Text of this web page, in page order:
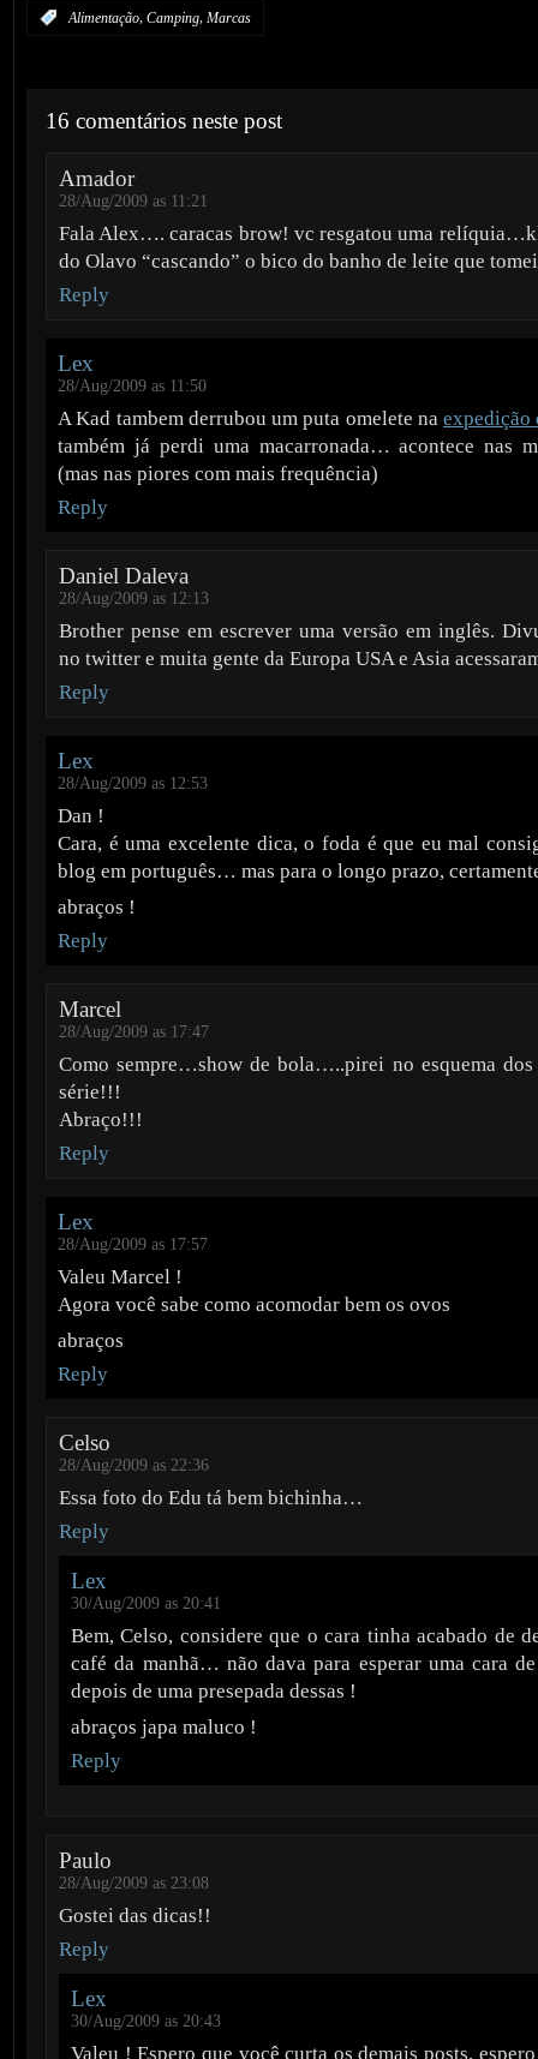
:Alimentação, Camping, Marcas
16 comentários neste post
Amador
28/Aug/2009 as 11:21
Fala Alex…. caracas brow! vc resgatou uma
do Olavo “cascando” o bico do banho de leite que
Reply
Lex
28/Aug/2009 as 11:50
A Kad tambem derrubou um puta omelete na expedição
também já perdi uma macarronada… acontece nas
(mas nas piores com mais frequência)
Reply
Daniel Daleva
28/Aug/2009 as 12:13
Brother pense em escrever uma versão em inglês.
no twitter e muita gente da Europa USA e Asia
Reply
Lex
28/Aug/2009 as 12:53
Dan !
Cara, é uma excelente dica, o foda é que eu mal
blog em português… mas para o longo prazo,
abraços !
Reply
Marcel
28/Aug/2009 as 17:47
Como sempre…show de bola…..pirei no esquema
série!!!
Abraço!!!
Reply
Lex
28/Aug/2009 as 17:57
Valeu Marcel !
Agora você sabe como acomodar bem os ovos
abraços
Reply
Celso
28/Aug/2009 as 22:36
Essa foto do Edu tá bem bichinha…
Reply
Lex
30/Aug/2009 as 20:41
Bem, Celso, considere que o cara tinha acabado de
café da manhã… não dava para esperar uma cara
depois de uma presepada dessas !
abraços japa maluco !
Reply
Paulo
28/Aug/2009 as 23:08
Gostei das dicas!!
Reply
Lex
30/Aug/2009 as 20:43
Valeu ! Espero que você curta os demais posts,